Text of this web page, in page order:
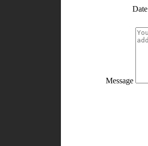
Date
Message